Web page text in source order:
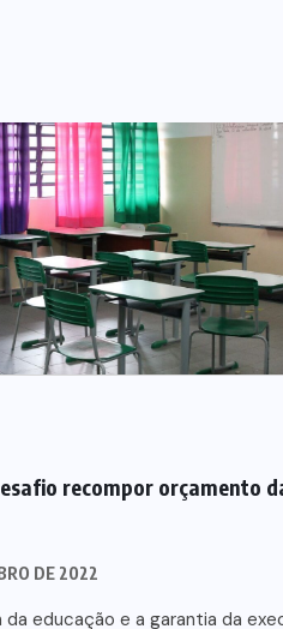
recompor orçamento
DE 2022
educação e a garantia da